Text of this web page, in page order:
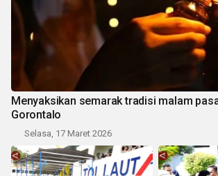
Menyaksikan semarak tradisi malam
Gorontalo
Selasa, 17 Maret 2026